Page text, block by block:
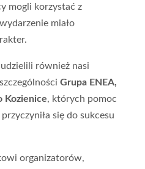
mogli korzystać z
miało
również nasi
Grupa ENEA,
Kozienice, których pomoc
się do sukcesu
organizatorów,